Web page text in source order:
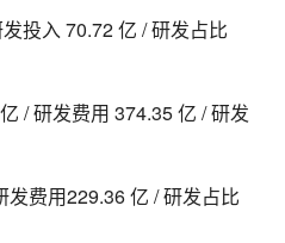
投入 70.72 亿 / 研发占比
/ 研发费用 374.35 亿 / 研发
发费用229.36 亿 / 研发占比